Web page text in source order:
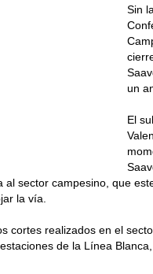
Sin
un
El
al sector campesino, que
la vía.
cortes realizados en el
de la Línea